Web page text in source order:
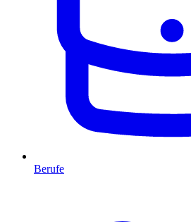
Berufe